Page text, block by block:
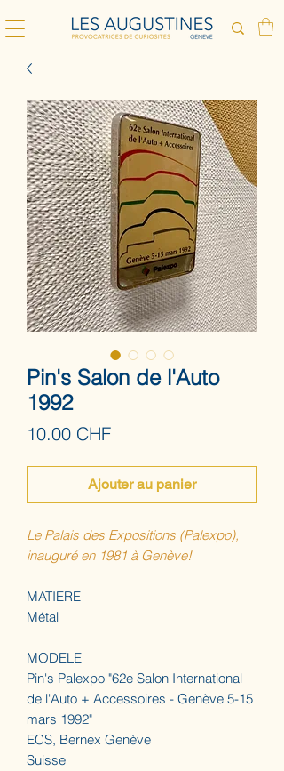
Pin's Salon de l'Auto
1992
10.00 CHFPrix
Ajouter au panier
Le Palais des Expositions (Palexpo),
inauguré en 1981 à Genève!
MATIERE
Métal
MODELE
Pin's Palexpo "62e Salon International
de l'Auto + Accessoires - Genève 5-15
mars 1992"
ECS, Bernex Genève
Suisse